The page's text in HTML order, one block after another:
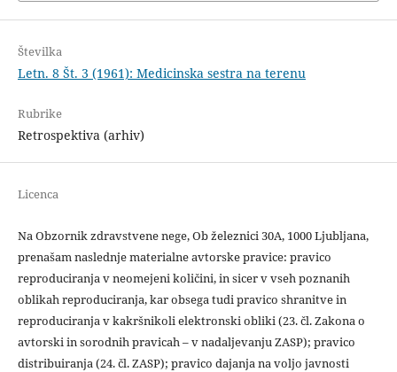
Številka
Letn. 8 Št. 3 (1961): Medicinska sestra na terenu
Rubrike
Retrospektiva (arhiv)
Licenca
Na Obzornik zdravstvene nege, Ob železnici 30A, 1000 Ljubljana,
prenašam naslednje materialne avtorske pravice: pravico
reproduciranja v neomejeni količini, in sicer v vseh poznanih
oblikah reproduciranja, kar obsega tudi pravico shranitve in
reproduciranja v kakršnikoli elektronski obliki (23. čl. Zakona o
avtorski in sorodnih pravicah – v nadaljevanju ZASP); pravico
distribuiranja (24. čl. ZASP); pravico dajanja na voljo javnosti